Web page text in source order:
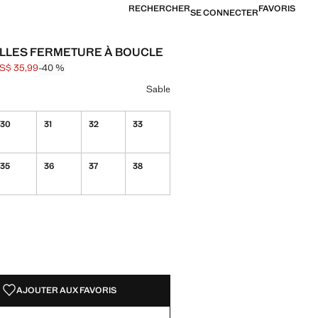
RECHERCHERSE CONNECTERFAVORIS
FERMETURE À BOUCLE
[US$ 59,99 ]
35,99 ]
35,99-40 %
couleur
sélectionnée
Sable
30 31 32 33
35 36 37 38
AJOUTER AUX FAVORIS